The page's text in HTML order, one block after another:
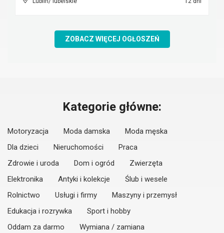
ZOBACZ WIĘCEJ OGŁOSZEŃ
Kategorie główne:
Motoryzacja Moda damska
Moda męska
Dla dzieci
Nieruchomości
Praca
Zdrowie i uroda
Dom i ogród
Zwierzęta
Elektronika
Antyki i kolekcje
Ślub i wesele
Rolnictwo
Usługi i firmy
Maszyny i przemysł
Edukacja i rozrywka
Sport i hobby
Oddam za darmo
Wymiana / zamiana